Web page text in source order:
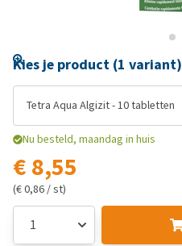
Kies je product (1 variant)
Tetra Aqua Algizit - 10 tabletten
Nu besteld, maandag in huis
€ 8,55
(€ 0,86 / st)